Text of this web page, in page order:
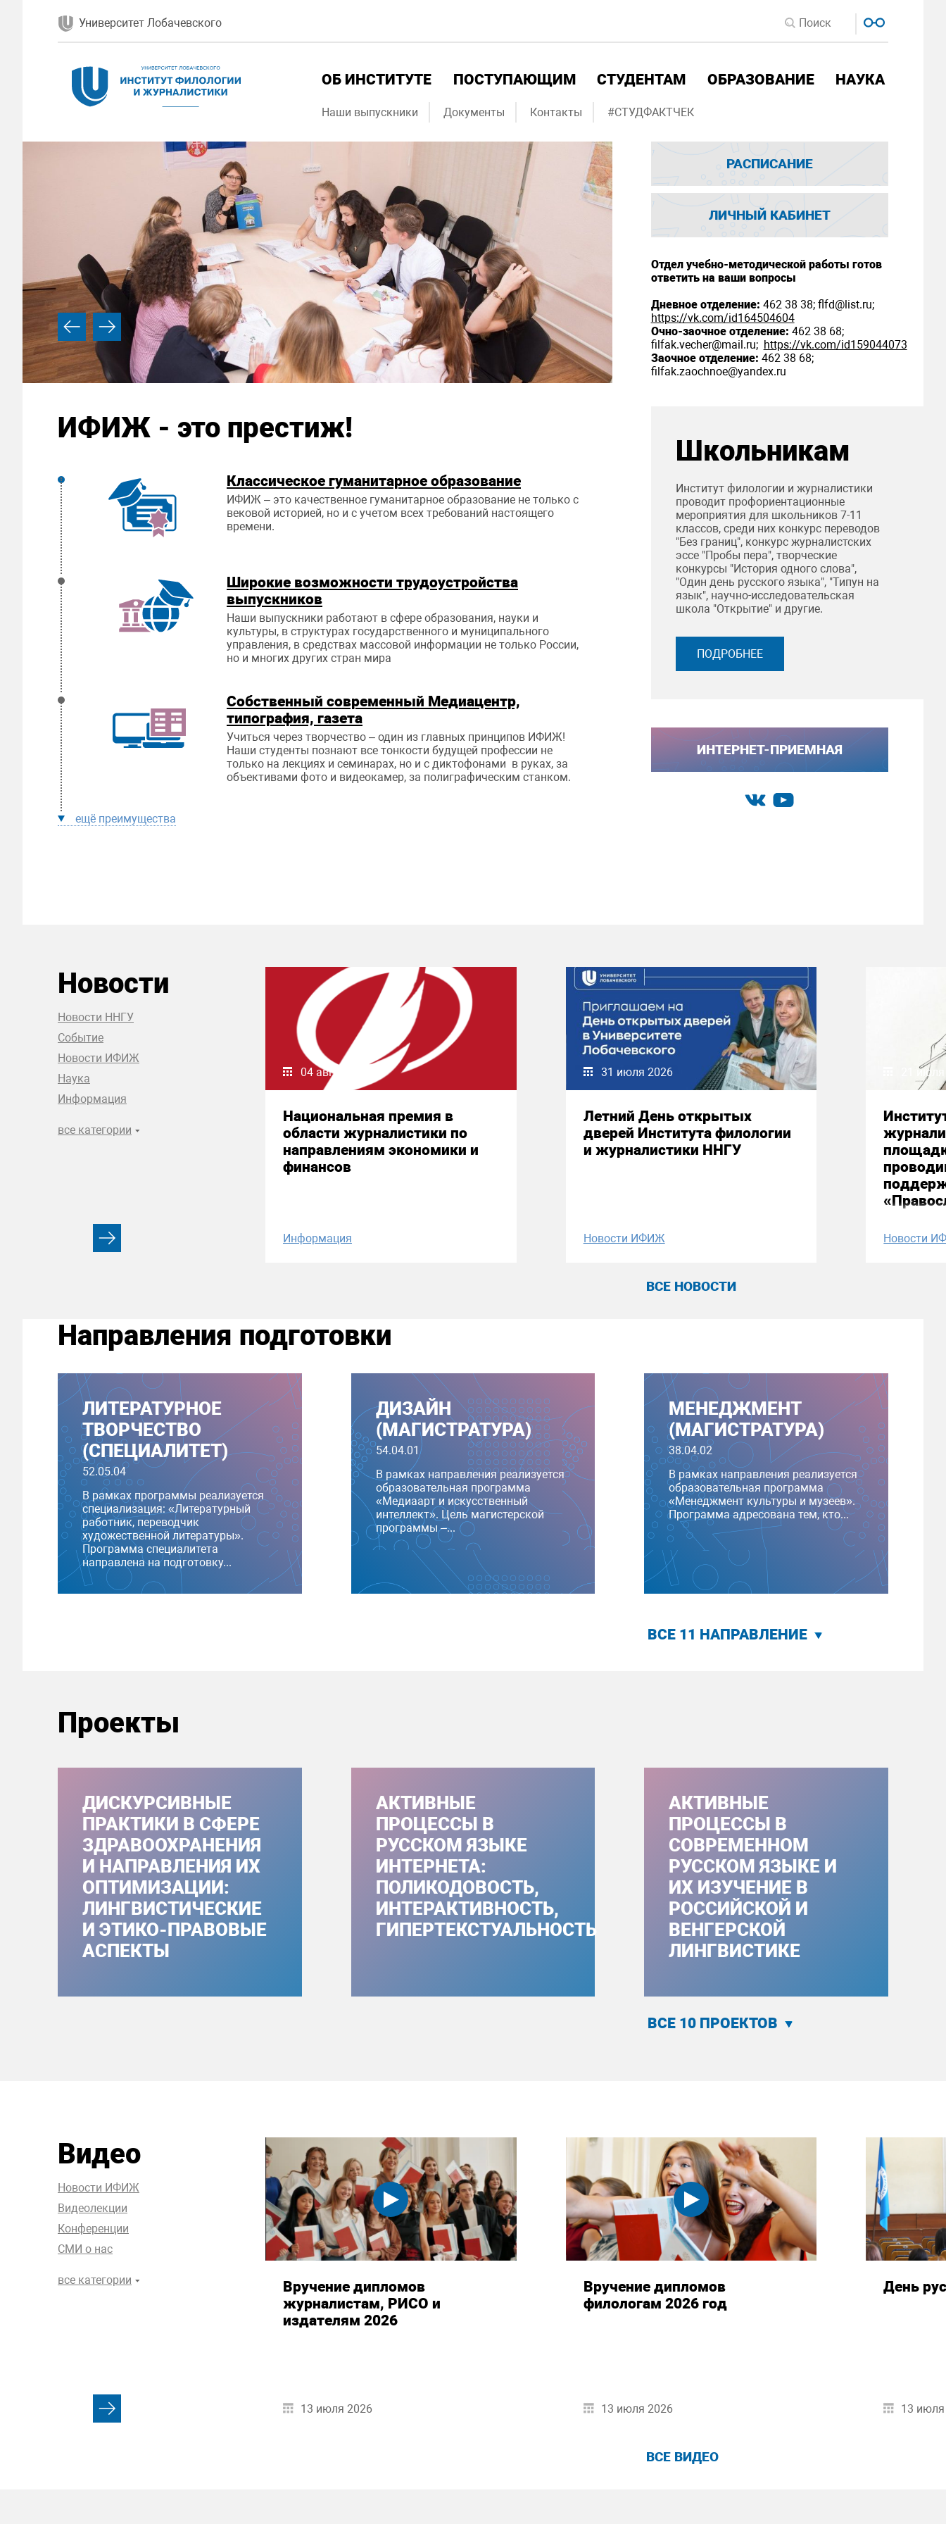
Университет Лобачевского
ОБ ИНСТИТУТЕ ПОСТУПАЮЩИМ СТУДЕНТАМ ОБРАЗОВАНИЕ НАУКА
Наши выпускники Документы Контакты #СТУДФАКТЧЕК
ИФИЖ - это престиж!
Классическое гуманитарное образование
ИФИЖ – это качественное гуманитарное образование не только с
вековой историей, но и с учетом всех требований настоящего
времени.
Широкие возможности трудоустройства
выпускников
Наши выпускники работают в сфере образования, науки и
культуры, в структурах государственного и муниципального
управления, в средствах массовой информации не только России,
но и многих других стран мира
Собственный современный Медиацентр,
типография, газета
Учиться через творчество – один из главных принципов ИФИЖ!
Наши студенты познают все тонкости будущей профессии не
только на лекциях и семинарах, но и с диктофонами в руках, за
объективами фото и видеокамер, за полиграфическим станком.
ещё преимущества
РАСПИСАНИЕ
ЛИЧНЫЙ КАБИНЕТ
Отдел учебно-методической работы готов
ответить на ваши вопросы
Дневное отделение: 462 38 38; flfd@list.ru;
https://vk.com/id164504604
Очно-заочное отделение: 462 38 68;
filfak.vecher@mail.ru; https://vk.com/id159044073
Заочное отделение: 462 38 68;
filfak.zaochnoe@yandex.ru
Школьникам
Институт филологии и журналистики
проводит профориентационные
мероприятия для школьников 7-11
классов, среди них конкурс переводов
"Без границ", конкурс журналистских
эссе "Пробы пера", творческие
конкурсы "История одного слова",
"Один день русского языка", "Типун на
язык", научно-исследовательская
школа "Открытие" и другие.
ПОДРОБНЕЕ
ИНТЕРНЕТ-ПРИЕМНАЯ
Новости
Новости ННГУ
Событие
Новости ИФИЖ
Наука
Информация
все категории
04 августа 2026
Национальная премия в
области журналистики по
направлениям экономики и
финансов
Информация
31 июля 2026
Летний День открытых
дверей Института филологии
и журналистики ННГУ
Новости ИФИЖ
21
Новости
ВСЕ НОВОСТИ
Направления подготовки
ЛИТЕРАТУРНОЕ
ТВОРЧЕСТВО
(СПЕЦИАЛИТЕТ)
52.05.04
В рамках программы реализуется
специализация: «Литературный
работник, переводчик
художественной литературы».
Программа специалитета
направлена на подготовку...
ДИЗАЙН
(МАГИСТРАТУРА)
54.04.01
В рамках направления реализуется
образовательная программа
«Медиаарт и искусственный
интеллект». Цель магистерской
программы –...
МЕНЕДЖМЕНТ
(МАГИСТРАТУРА)
38.04.02
В рамках направления реализуется
образовательная программа
«Менеджмент культуры и музеев».
Программа адресована тем, кто...
ВСЕ 11 НАПРАВЛЕНИЕ
Проекты
ДИСКУРСИВНЫЕ
ПРАКТИКИ В СФЕРЕ
ЗДРАВООХРАНЕНИЯ
И НАПРАВЛЕНИЯ ИХ
ОПТИМИЗАЦИИ:
ЛИНГВИСТИЧЕСКИЕ
И ЭТИКО-ПРАВОВЫЕ
АСПЕКТЫ
АКТИВНЫЕ
ПРОЦЕССЫ В
РУССКОМ ЯЗЫКЕ
ИНТЕРНЕТА:
ПОЛИКОДОВОСТЬ,
ИНТЕРАКТИВНОСТЬ,
ГИПЕРТЕКСТУАЛЬНОСТЬ
АКТИВНЫЕ
ПРОЦЕССЫ В
СОВРЕМЕННОМ
РУССКОМ ЯЗЫКЕ И
ИХ ИЗУЧЕНИЕ В
РОССИЙСКОЙ И
ВЕНГЕРСКОЙ
ЛИНГВИСТИКЕ
ВСЕ 10 ПРОЕКТОВ
Видео
Новости ИФИЖ
Видеолекции
Конференции
СМИ о нас
все категории
Вручение дипломов
журналистам, РИСО и
издателям 2026
13 июля 2026
Вручение дипломов
филологам 2026 год
13 июля 2026
День
13
ВСЕ ВИДЕО